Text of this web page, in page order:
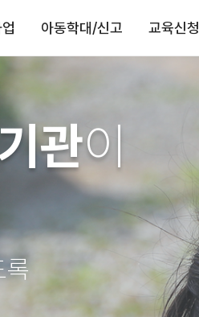
아동학대/신고 교육신청
관이
록